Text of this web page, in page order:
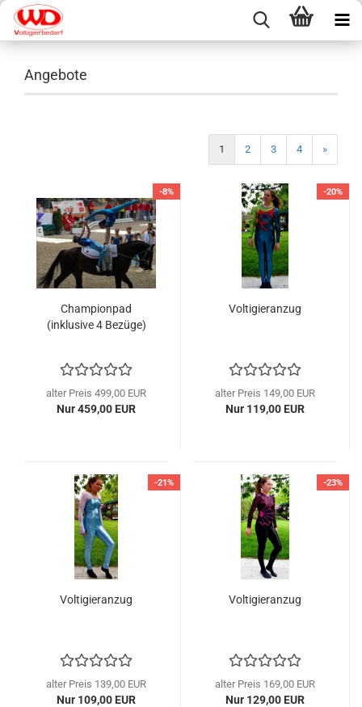
Angebote
1 2 3 4 »
-8%
Championpad
(inklusive 4 Bezüge)
alter Preis 499,00 EUR
Nur 459,00 EUR
-20%
Voltigieranzug
alter Preis 149,00 EUR
Nur 119,00 EUR
-21%
Voltigieranzug
alter Preis 139,00 EUR
Nur 109,00 EUR
-23%
Voltigieranzug
alter Preis 169,00 EUR
Nur 129,00 EUR